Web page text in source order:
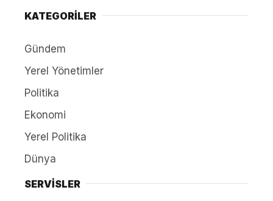
KATEGORİLER
Gündem
Yerel Yönetimler
Politika
Ekonomi
Yerel Politika
Dünya
SERVİSLER